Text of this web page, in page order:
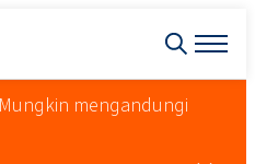
mengandungi